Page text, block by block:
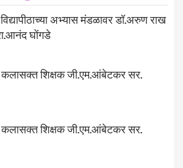
अभ्यास मंडळावर डॉ.अरुण राख
घोंगडे
शिक्षक जी.एम.आंबेटकर सर.
शिक्षक जी.एम.आंबेटकर सर.